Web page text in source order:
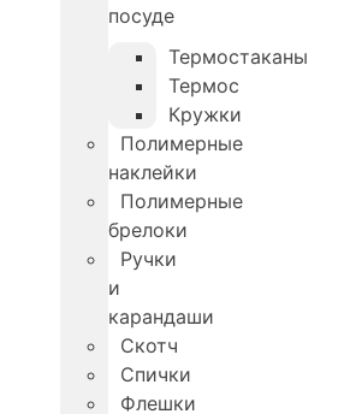
посуде
Термостаканы
Термос
Кружки
Полимерные
наклейки
Полимерные
брелоки
Ручки
и
карандаши
Скотч
Спички
Флешки